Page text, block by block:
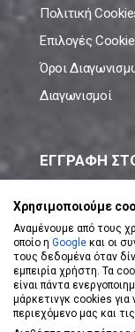
Πολιτική
Επιλογές
Όροι
Διαγωνισμοί
ΕΓΓΡΑΦΗ
Χρησιμοποιούμε
Αναμένουμε από τους
οποίο η Google και οι
τους δεδομένα όταν
εμπειρία χρήστη. Τα
είναι πάντα
μάρκετινγκ cookies
περιεχόμενο μας και